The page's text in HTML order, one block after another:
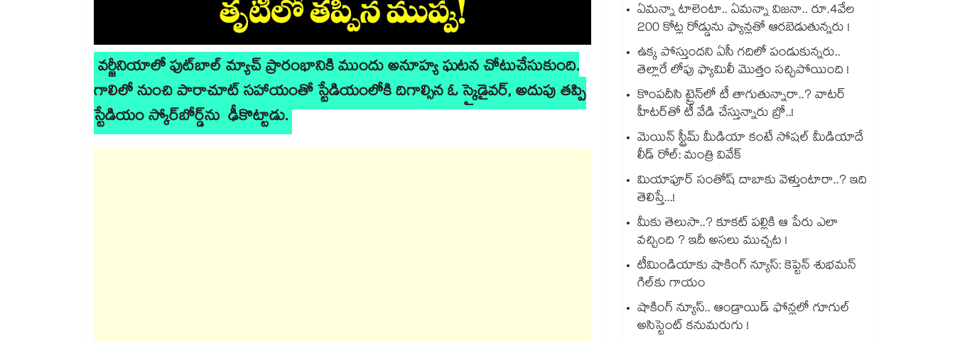
వర్జీనియాలో ఫుట్‌బాల్ మ్యాచ్ ప్రారంభానికి ముందు అనూహ్య ఘటన చోటుచేసుకుంది.
గాలిలో నుంచి పారాచూట్ సహాయంతో స్టేడియంలోకి దిగాల్సిన ఓ స్కైడైవర్, అదుపు తప్పి
స్టేడియం స్కోర్‌బోర్డ్‌ను ఢీకొట్టాడు.
ఏమన్నా టాలెంటా.. ఏమన్నా విజనా.. రూ.4వేల
200 కోట్ల రోడ్డును ఫ్యాన్లతో ఆరబెడుతున్నరు !
ఉక్క పోస్తుందని ఏసీ గదిలో పండుకున్నరు..
తెల్లారే లోపు ఫ్యామిలీ మొత్తం సచ్చిపోయింది !
కొంపదీసి ట్రైన్⁬లో టీ తాగుతున్నారా..? వాటర్
హీటర్⁭⁭తో టీ వేడి చేస్తున్నారు బ్రో..!
మెయిన్ స్ట్రీమ్ మీడియా కంటే సోషల్ మీడియాదే
లీడ్ రోల్: మంత్రి వివేక్
మియాపూర్ సంతోష్ దాబాకు వెళ్తుంటారా..? ఇది
తెలిస్తే...!
మీకు తెలుసా..? కూకట్ పల్లికి ఆ పేరు ఎలా
వచ్చింది ? ఇదీ అసలు ముచ్చట !
టీమిండియాకు షాకింగ్ న్యూస్: కెప్టెన్ శుభమన్
గిల్‎కు గాయం
షాకింగ్ న్యూస్.. ఆండ్రాయిడ్ ఫోన్లలో గూగుల్
అసిస్టెంట్ కనుమరుగు !